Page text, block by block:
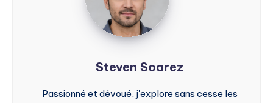
Steven Soarez
Passionné et dévoué, j'explore sans cesse les